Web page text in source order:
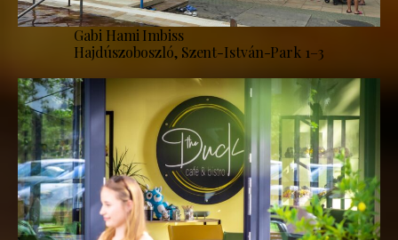
Gabi Hami Imbiss
Hajdúszoboszló, Szent-István-Park 1–3